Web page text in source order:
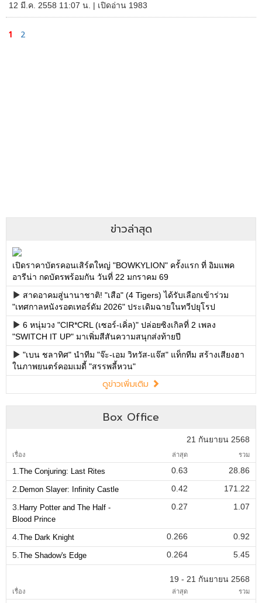
12 มี.ค. 2558 11:07 น. | เปิดอ่าน 1983
1 2
ข่าวล่าสุด
เปิดราคาบัตรคอนเสิร์ตใหญ่ "BOWKYLION" ครั้งแรก ที่ อิมแพค
อารีน่า กดบัตรพร้อมกัน วันที่ 22 มกราคม 69
สาดอาคมสู่นานาชาติ! "เสือ" (4 Tigers) ได้รับเลือกเข้าร่วม
"เทศกาลหนังรอตเทอร์ดัม 2026" ประเดิมฉายในทวีปยุโรป
6 หนุ่มวง "CIR*CRL (เซอร์-เคิ่ล)" ปล่อยซิงเกิลที่ 2 เพลง
"SWITCH IT UP" มาเพิ่มสีสันความสนุกส่งท้ายปี
"เบน ชลาทิศ" นำทีม "จ๊ะ-เอม วิทวัส-แจ๊ส" แท็กทีม สร้างเสียงฮา
ในภาพยนตร์คอมเมดี้ "สรรพลี้หวน"
ดูข่าวเพิ่มเติม
Box Office
21 กันยายน 2568
เรื่อง ล่าสุด รวม
1. The Conjuring: Last Rites 0.63
28.86
2. Demon Slayer: Infinity Castle 0.42
171.22
3. Harry Potter and The Half -
Blood Prince
0.27 1.07
4. The Dark Knight 0.266
0.92
5. The Shadow's Edge 0.264 5.45
19 - 21 กันยายน 2568
เรื่อง ล่าสุด รวม